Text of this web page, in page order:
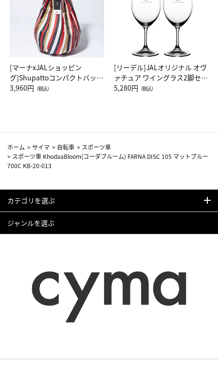
[マーナxJALショッピン
グ]Shupattoコンパクトバッグ
Drop JAL客室乗務員（LC）ス
3,960円 （税込）
[リーデル]JALオリジナル オヴ
ァチュア ワイングラス2脚セッ
ト（レッドワイン）
5,280円 （税込）
ホーム >サイマ > 自転車 > スポーツ車
> スポーツ車 KhodaaBloom(コーダブルーム) FARNA DISC 105 マットブルー
700C KB-20-013
カテゴリを選ぶ
ジャンルを選ぶ